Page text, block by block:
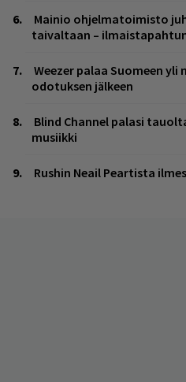
Mainio ohjelmatoimisto
taivaltaan –
Weezer palaa Suomeen yli
odotuksen jälkeen
Blind Channel palasi
musiikki
Rushin Neail Peartista